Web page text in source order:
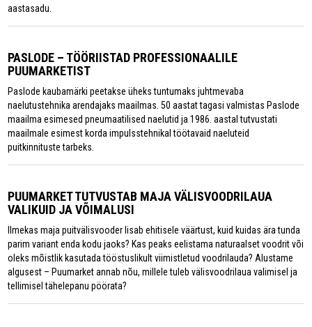
aastasadu.
PASLODE – TÖÖRIISTAD PROFESSIONAALILE
PUUMARKETIST
Paslode kaubamärki peetakse üheks tuntumaks juhtmevaba
naelutustehnika arendajaks maailmas. 50 aastat tagasi valmistas Paslode
maailma esimesed pneumaatilised naelutid ja 1986. aastal tutvustati
maailmale esimest korda impulsstehnikal töötavaid naeluteid
puitkinnituste tarbeks.
PUUMARKET TUTVUSTAB MAJA VÄLISVOODRILAUA
VALIKUID JA VÕIMALUSI
Ilmekas maja puitvälisvooder lisab ehitisele väärtust, kuid kuidas ära tunda
parim variant enda kodu jaoks? Kas peaks eelistama naturaalset voodrit või
oleks mõistlik kasutada tööstuslikult viimistletud voodrilauda? Alustame
algusest – Puumarket annab nõu, millele tuleb välisvoodrilaua valimisel ja
tellimisel tähelepanu pöörata?